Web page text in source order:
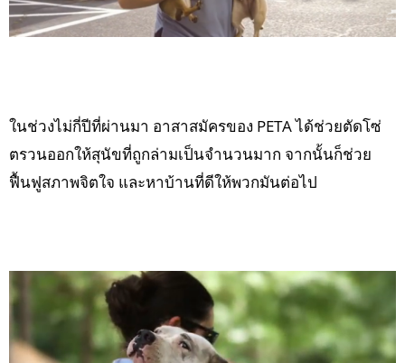
ในช่วงไม่กี่ปีที่ผ่านมา อาสาสมัครของ PETA ได้ช่วยตัดโซ่
ตรวนออกให้สุนัขที่ถูกล่ามเป็นจำนวนมาก จากนั้นก็ช่วย
ฟื้นฟูสภาพจิตใจ และหาบ้านที่ดีให้พวกมันต่อไป